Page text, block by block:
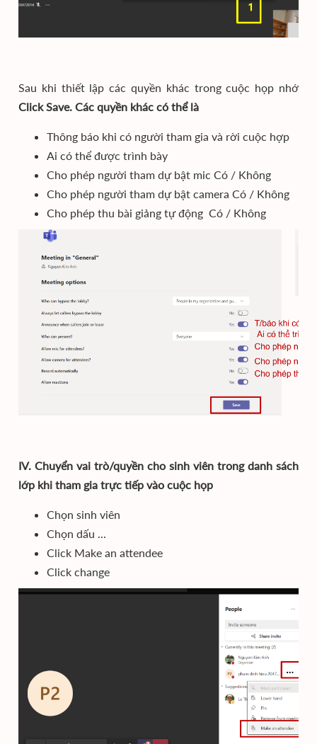
Sau khi thiết lập các quyền khác trong cuộc họp nhớ
Click Save. Các quyền khác có thể là
Thông báo khi có người tham gia và rời cuộc hợp
Ai có thể được trình bày
Cho phép người tham dự bật mic Có / Không
Cho phép người tham dự bật camera Có / Không
Cho phép thu bài giảng tự động Có / Không
IV. Chuyển vai trò/quyền cho sinh viên trong danh sách
lớp khi tham gia trực tiếp vào cuộc họp
Chọn sinh viên
Chọn dấu ...
Click Make an attendee
Click change